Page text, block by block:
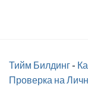
Тийм Билдинг-
Проверка на